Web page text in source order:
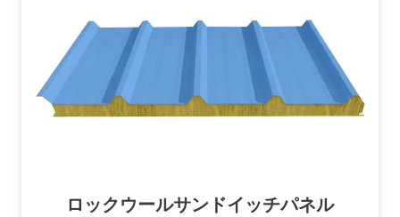
ロックウールサンドイッチパネル